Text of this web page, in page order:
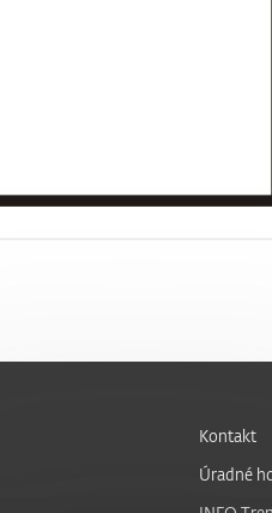
Kontakt
Úradné